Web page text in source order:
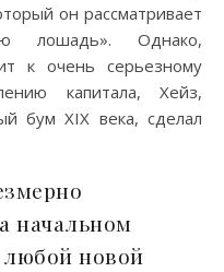
он рассматривает
лошадь». Однако,
к очень серьезному
капитала, Хейз,
бум XIX века, сделал
начальном
любой новой